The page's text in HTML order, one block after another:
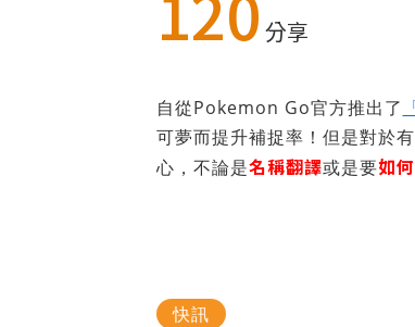
分享
自從Pokemon Go官方推出了
可夢而提升補捉率！但是對於
心，不論是名稱翻譯或是要如
快訊